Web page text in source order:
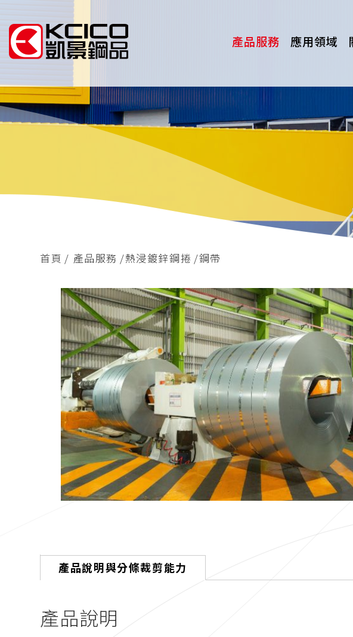
產品服務 應用領域
首頁 產品服務 熱浸鍍鋅鋼捲 鋼帶
產品說明與分條裁剪能力
產品說明